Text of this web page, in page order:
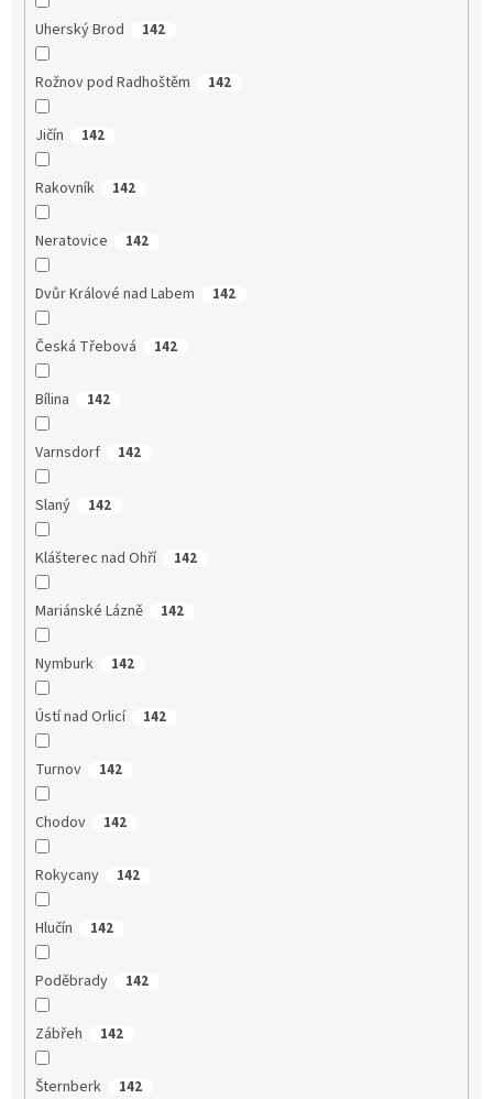
Uherský Brod 142
Rožnov pod Radhoštěm 142
Jičín 142
Rakovník 142
Neratovice 142
Dvůr Králové nad Labem 142
Česká Třebová 142
Bílina 142
Varnsdorf 142
Slaný 142
Klášterec nad Ohří 142
Mariánské Lázně 142
Nymburk 142
Ústí nad Orlicí 142
Turnov 142
Chodov 142
Rokycany 142
Hlučín 142
Poděbrady 142
Zábřeh 142
Šternberk 142